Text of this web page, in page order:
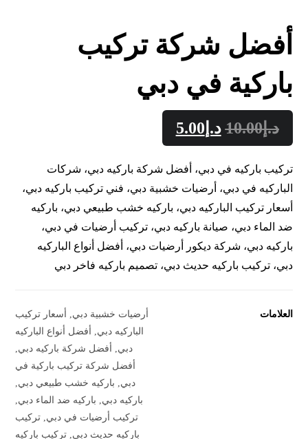
أفضل شركة تركيب
باركية في دبي
د.إ10.00 د.إ 5.00
تركيب باركيه في دبي، أفضل شركة باركيه دبي، شركات
الباركيه في دبي، أرضيات خشبية دبي، فني تركيب باركيه دبي،
أسعار تركيب الباركيه دبي، باركيه خشب طبيعي دبي، باركيه
ضد الماء دبي، صيانة باركيه دبي، تركيب أرضيات في دبي،
باركيه دبي، شركة ديكور أرضيات دبي، أفضل أنواع الباركيه
دبي، تركيب باركيه حديث دبي، تصميم باركيه فاخر دبي
العلامات أرضيات خشبية دبي
أسعار تركيب
الباركيه دبي
أفضل أنواع الباركيه
دبي
أفضل شركة باركيه دبي
أفضل شركة تركيب باركية في
دبي
باركيه خشب طبيعي دبي
باركيه دبي
باركيه ضد الماء دبي
تركيب أرضيات في دبي تركيب
باركيه حديث دبي تركيب باركيه